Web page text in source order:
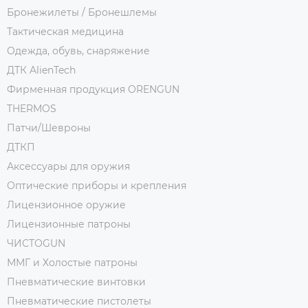
Бронежилеты / Бронешлемы
Тактическая медицина
Одежда, обувь, снаряжение
ДТК AlienTech
Фирменная продукция ORENGUN
THERMOS
Патчи/Шевроны
ДТКП
Аксессуары для оружия
Оптические приборы и крепления
Лицензионное оружие
Лицензионные патроны
ЧИСТОGUN
ММГ и Холостые патроны
Пневматические винтовки
Пневматические пистолеты